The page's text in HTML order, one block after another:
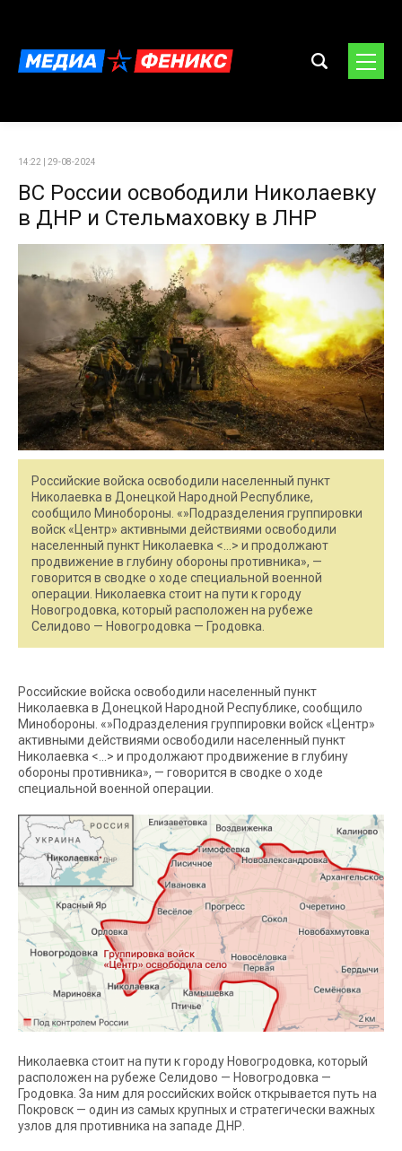
14:22 | 29-08-2024
ВС России освободили Николаевку
в ДНР и Стельмаховку в ЛНР
Российские войска освободили населенный пункт
Николаевка в Донецкой Народной Республике,
сообщило Минобороны. «»Подразделения группировки
войск «Центр» активными действиями освободили
населенный пункт Николаевка <…> и продолжают
продвижение в глубину обороны противника», —
говорится в сводке о ходе специальной военной
операции. Николаевка стоит на пути к городу
Новогродовка, который расположен на рубеже
Селидово — Новогродовка — Гродовка.
Российские войска освободили населенный пункт
Николаевка в Донецкой Народной Республике, сообщило
Минобороны. «»Подразделения группировки войск «Центр»
активными действиями освободили населенный пункт
Николаевка <…> и продолжают продвижение в глубину
обороны противника», — говорится в сводке о ходе
специальной военной операции.
Николаевка стоит на пути к городу Новогродовка, который
расположен на рубеже Селидово — Новогродовка —
Гродовка. За ним для российских войск открывается путь на
Покровск — один из самых крупных и стратегически важных
узлов для противника на западе ДНР.